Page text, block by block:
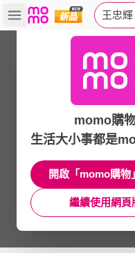
王忠輝
momo購
生活大小事都是
開啟「momo購物
繼續使用網頁